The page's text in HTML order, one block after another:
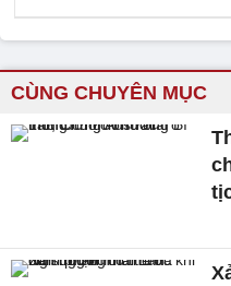
CÙNG CHUYÊN MỤC